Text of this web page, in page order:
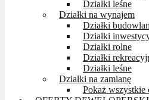
Działki leśne
Działki na wynajem
Działki
Działki
Działki rolne
Działki
Działki leśne
Działki na zamianę
Pokaż wszystkie